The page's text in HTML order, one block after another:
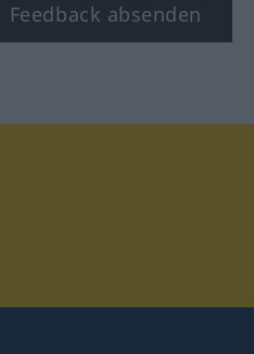
Feedback absenden